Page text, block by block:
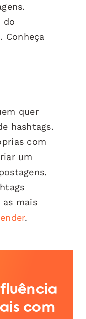
do
Conheça
quer
hashtags.
com
um
as mais
.
com